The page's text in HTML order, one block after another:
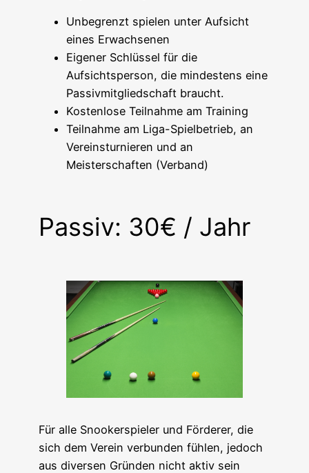
Unbegrenzt spielen unter Aufsicht
eines Erwachsenen
Eigener Schlüssel für die
Aufsichtsperson, die mindestens eine
Passivmitgliedschaft braucht.
Kostenlose Teilnahme am Training
Teilnahme am Liga-Spielbetrieb, an
Vereinsturnieren und an
Meisterschaften (Verband)
Passiv: 30€ / Jahr
Für alle Snookerspieler und Förderer, die
sich dem Verein verbunden fühlen, jedoch
aus diversen Gründen nicht aktiv sein